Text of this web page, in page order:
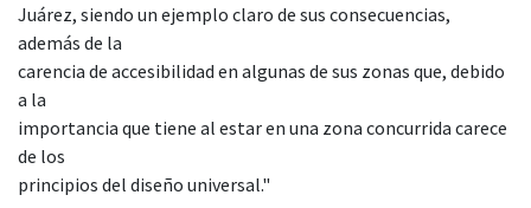
Juárez, siendo un ejemplo claro de sus consecuencias,
además de la
carencia de accesibilidad en algunas de sus zonas que, debido
a la
importancia que tiene al estar en una zona concurrida carece
de los
principios del diseño universal."